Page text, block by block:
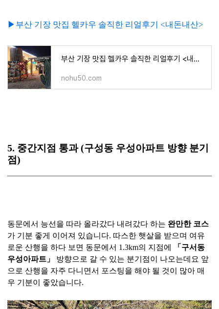
▶부산 기장 맛집 헬카우 솔직한 리얼후기 <내돈내산>
부산 기장 맛집 헬카우 솔직한 리얼후기 <내돈내산>
nohu50.com
5. 중간지점 통과 (구성동 우성아파트 방향 분기
점)
동문에서 능선을 따라 올라갔다 내려갔다 하는 완만한 코스
가 기분 좋게 이어져 있습니다. 따스한 햇살을 받으며 여유
로운 산행을 하다 보면 동문에서 1.3km의 지점에
「구서동
우성아파트」
방향으로 갈 수 있는 분기점이 나오는데요 앞
으로 산행을 자주 다니면서 포스팅을 해야 될 것이 많아 매
우 기분이 좋았습니다.